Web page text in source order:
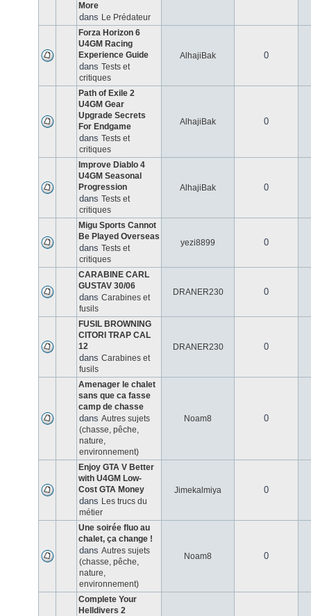
More
dans Le Prédateur
Forza Horizon 6
U4GM Racing
Experience Guide
dans Tests et
critiques
AlhajiBak 0
Path of Exile 2
U4GM Gear
Upgrade Secrets
For Endgame
dans Tests et
critiques
AlhajiBak 0
Improve Diablo 4
U4GM Seasonal
Progression
dans Tests et
critiques
AlhajiBak 0
Migu Sports Cannot
Be Played Overseas
dans Tests et
critiques
yezi8899 0
CARABINE CARL
GUSTAV 30/06
dans Carabines et
fusils
DRANER230 0
FUSIL BROWNING
CITORI TRAP CAL
12
dans Carabines et
fusils
DRANER230 0
Amenager le chalet
sans que ca fasse
camp de chasse
dans Autres sujets
(chasse, pêche,
nature,
environnement)
Noam8 0
Enjoy GTA V Better
with U4GM Low-
Cost GTA Money
dans Les trucs du
métier
Jimekalmiya 0
Une soirée fluo au
chalet, ça change !
dans Autres sujets
(chasse, pêche,
nature,
environnement)
Noam8 0
Complete Your
Helldivers 2